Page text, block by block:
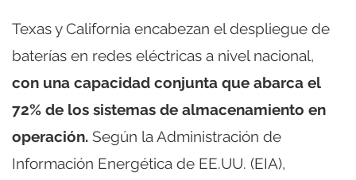
Texas y California encabezan el despliegue de
baterías en redes eléctricas a nivel nacional,
con una capacidad conjunta que abarca el
72% de los sistemas de almacenamiento en
operación. Según la Administración de
Información Energética de EE.UU. (EIA),